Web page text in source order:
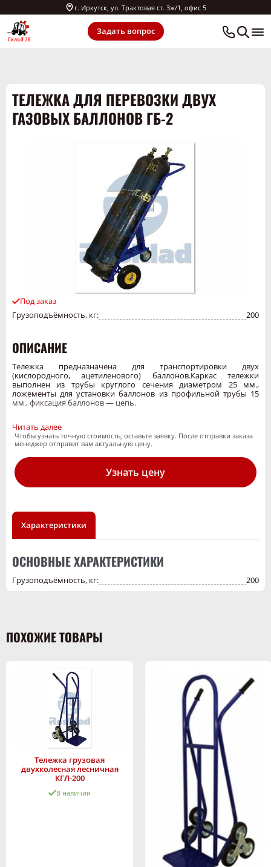
г. Иркутск, ул. Трактовая ст. 3ж/1, офис 5
Задать вопрос
ТЕЛЕЖКА ДЛЯ ПЕРЕВОЗКИ ДВУХ
ГАЗОВЫХ БАЛЛОНОВ ГБ-2
Под заказ
Грузоподъёмность, кг:
200
ОПИСАНИЕ
Тележка предназначена для транспортировки двух
(кислородного, ацетиленового) баллонов.Каркас тележки
выполнен из трубы круглого сечения диаметром 25 мм.,
ложементы для установки баллонов из профильной трубы 15
мм., фиксация баллонов — цепь.
Основные габаритные размеры:
- каркас — 555 мм
На универсальную ось тележки, возможна установка, как
Дополнительное опорное колесо диаметром 160 мм.
Читать далее
Чтобы узнать точную стоимость, оставьте заявку. После отправки заказа
менеджер отправит вам актуальную цену.
Узнать цену
Характеристики
ОСНОВНЫЕ ХАРАКТЕРИСТИКИ
Грузоподъёмность, кг: 200
ПОХОЖИЕ ТОВАРЫ
Тележка грузовая
двухколесная лесничная
КГЛ-200
В наличии